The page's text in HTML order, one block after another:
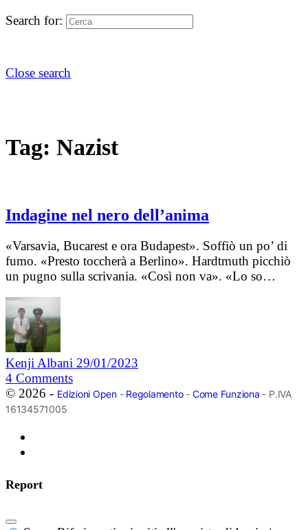
Search for:
Close search
Tag: Nazist
Indagine nel nero dell’anima
«Varsavia, Bucarest e ora Budapest». Soffiò un po’ di
fumo. «Presto toccherà a Berlino». Hardtmuth picchiò
un pugno sulla scrivania. «Così non va». «Lo so…
Kenji Albani 29/01/2023
4 Comments
© 2026 - Edizioni Open- Regolamento- Come Funziona - P.IVA
16134571005
Report